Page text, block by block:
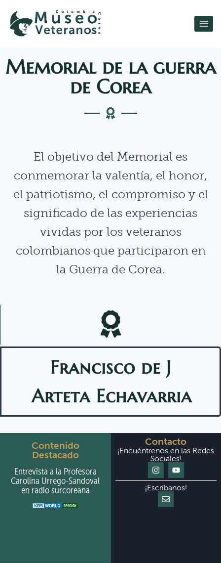
Memorial de la guerra
de Corea
El objetivo del Memorial es
conmemorar la valentía, el honor,
el patriotismo, el compromiso y el
significado de las experiencias
vividas por los veteranos
colombianos que participaron en
la Guerra de Corea.
Francisco de J
Arteta Echavarria
Contenido
Destacado
Entrevista a la Profesora
Carolina Urrego-Sandoval
en radio surcoreana
Contacto
¡Encuéntrenos en las Redes
Sociales!
¡Escríbanos!